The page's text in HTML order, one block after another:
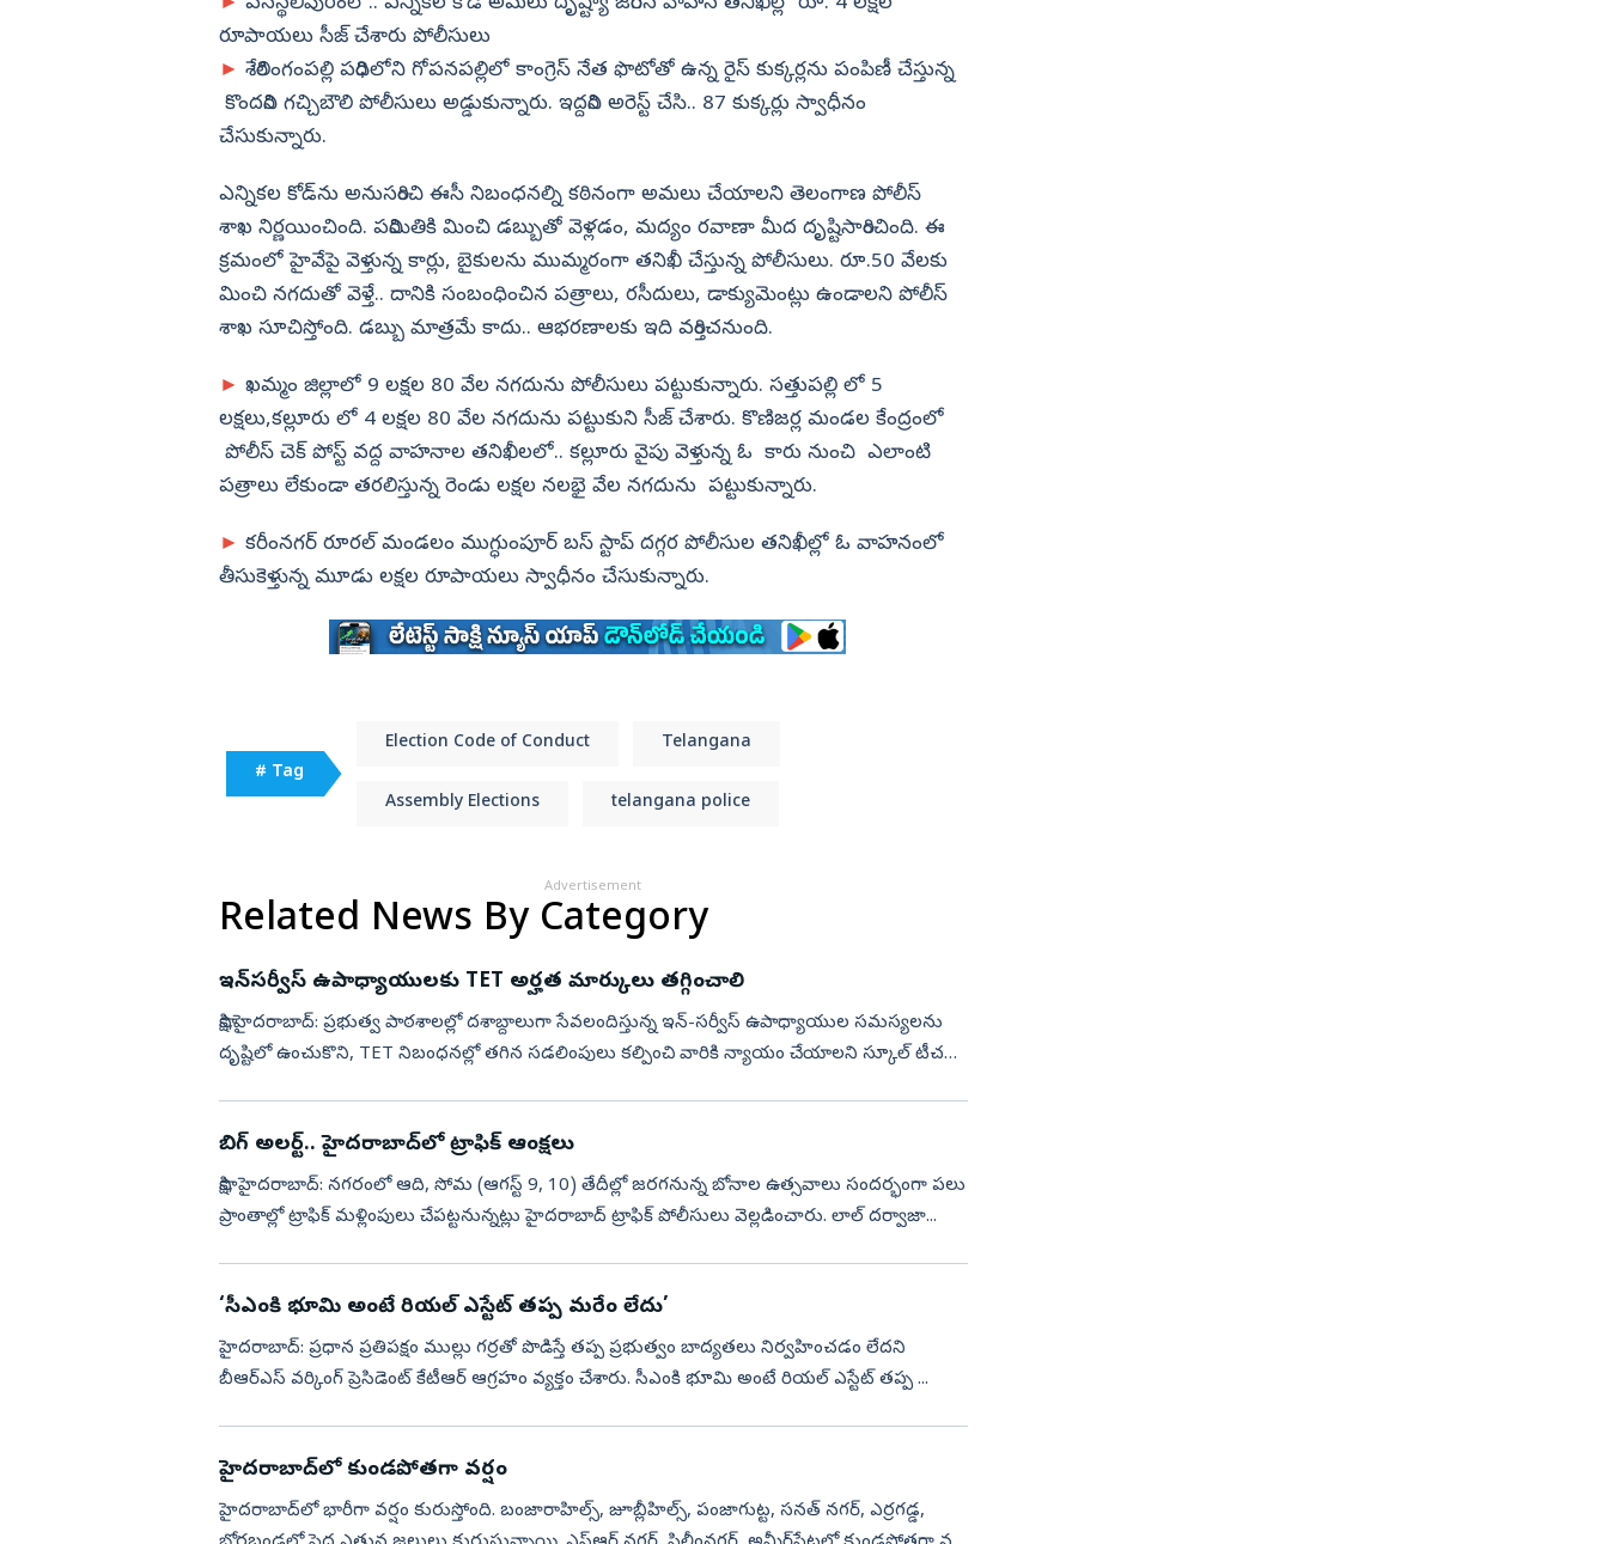
రూపాయలు సీజ్ చేశారు పోలీసులు
► శేరిలింగంపల్లి పరిధిలోని గోపనపల్లిలో కాంగ్రెస్‌ నేత ఫొటోతో ఉన్న రైస్‌ కుక్కర్లను పంపిణీ చేస్తున్న
కొందరిని గచ్చిబౌలి పోలీసులు అడ్డుకున్నారు. ఇద్దరిని అరెస్ట్‌ చేసి.. 87 కుక్కర్లు స్వాధీనం
చేసుకున్నారు.
ఎన్నికల కోడ్‌ను అనుసరించి ఈసీ నిబంధనల్ని కఠినంగా అమలు చేయాలని తెలంగాణ పోలీస్‌
శాఖ నిర్ణయించింది. పరిమితికి మించి డబ్బుతో వెళ్లడం, మద్యం రవాణా మీద దృష్టిసారించింది. ఈ
క్రమంలో హైవేపై వెళ్తున్న కార్లు, బైకులను ముమ్మరంగా తనిఖీ చేస్తున్న పోలీసులు. రూ.50 వేలకు
మించి నగదుతో వెళ్తే.. దానికి సంబంధించిన పత్రాలు, రసీదులు, డాక్యుమెంట్లు ఉండాలని పోలీస్‌
శాఖ సూచిస్తోంది. డబ్బు మాత్రమే కాదు.. ఆభరణాలకు ఇది వర్తించనుంది.
► ఖమ్మం జిల్లాలో 9 లక్షల 80 వేల నగదును పోలీసులు పట్టుకున్నారు. సత్తుపల్లి లో 5
లక్షలు,కల్లూరు లో 4 లక్షల 80 వేల నగదును పట్టుకుని సీజ్‌ చేశారు. కొణిజర్ల మండల కేంద్రంలో
పోలీస్ చెక్ పోస్ట్ వద్ద వాహనాల తనిఖీలలో.. కల్లూరు వైపు వెళ్తున్న ఓ కారు నుంచి ఎలాంటి
పత్రాలు లేకుండా తరలిస్తున్న రెండు లక్షల నలభై వేల నగదును పట్టుకున్నారు.
► కరీంనగర్‌ రూరల్‌ మండలం ముగ్ధుంపూర్ బస్ స్టాప్ దగ్గర పోలీసుల తనిఖీల్లో ఓ వాహనంలో
తీసుకెళ్తున్న మూడు లక్షల రూపాయలు స్వాధీనం చేసుకున్నారు.
# Tag
Election Code of Conduct Telangana
Assembly Elections telangana police
Advertisement
Related News By Category
ఇన్‌సర్వీస్‌ ఉపాధ్యాయులకు TET అర్హత మార్కులు తగ్గించాలి
సాక్షి,హైదరాబాద్: ప్రభుత్వ పాఠశాలల్లో దశాబ్దాలుగా సేవలందిస్తున్న ఇన్-సర్వీస్ ఉపాధ్యాయుల సమస్యలను
దృష్టిలో ఉంచుకొని, TET నిబంధనల్లో తగిన సడలింపులు కల్పించి వారికి న్యాయం చేయాలని స్కూల్ టీచర్స్
బిగ్ అలర్ట్.. హైదరాబాద్‌లో ట్రాఫిక్‌ ఆంక్షలు
సాక్షి, హైదరాబాద్: నగరంలో ఆది, సోమ (ఆగస్ట్‌ 9, 10) తేదీల్లో జరగనున్న బోనాల ఉత్సవాలు సందర్భంగా పలు
ప్రాంతాల్లో ట్రాఫిక్ మళ్లింపులు చేపట్టనున్నట్లు హైదరాబాద్ ట్రాఫిక్ పోలీసులు వెల్లడించారు. లాల్ దర్వాజా...
‘సీఎంకి భూమి అంటే రియల్‌ ఎస్టేట్‌ తప్ప మరేం లేదు’
హైదరాబాద్‌: ప్రధాన ప్రతిపక్షం ముల్లు గర్రతో పొడిస్తే తప్ప ప్రభుత్వం బాద్యతలు నిర్వహించడం లేదని
బీఆర్‌ఎస్‌ వర్కింగ్‌ ప్రెసిడెంట్‌ కేటీఆర్‌ ఆగ్రహం వ్యక్తం చేశారు. సీఎంకి భూమి అంటే రియల్‌ ఎస్టేట్‌ తప్ప ...
హైదరాబాద్‌లో కుండపోతగా వర్షం
హైదరాబాద్‌లో భారీగా వర్షం కురుస్తోంది. బంజారాహిల్స్‌, జూబ్లీహిల్స్‌, పంజాగుట్ట, సనత్‌ నగర్‌, ఎర్రగడ్డ,